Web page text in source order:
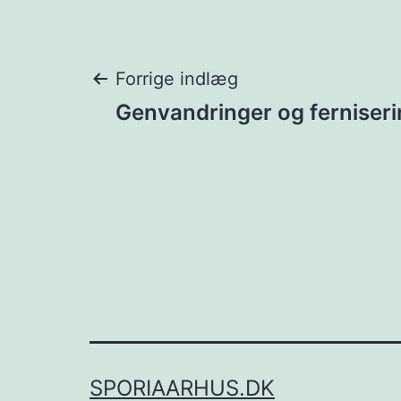
Forrige indlæg
Genvandringer og
SPORIAARHUS.DK